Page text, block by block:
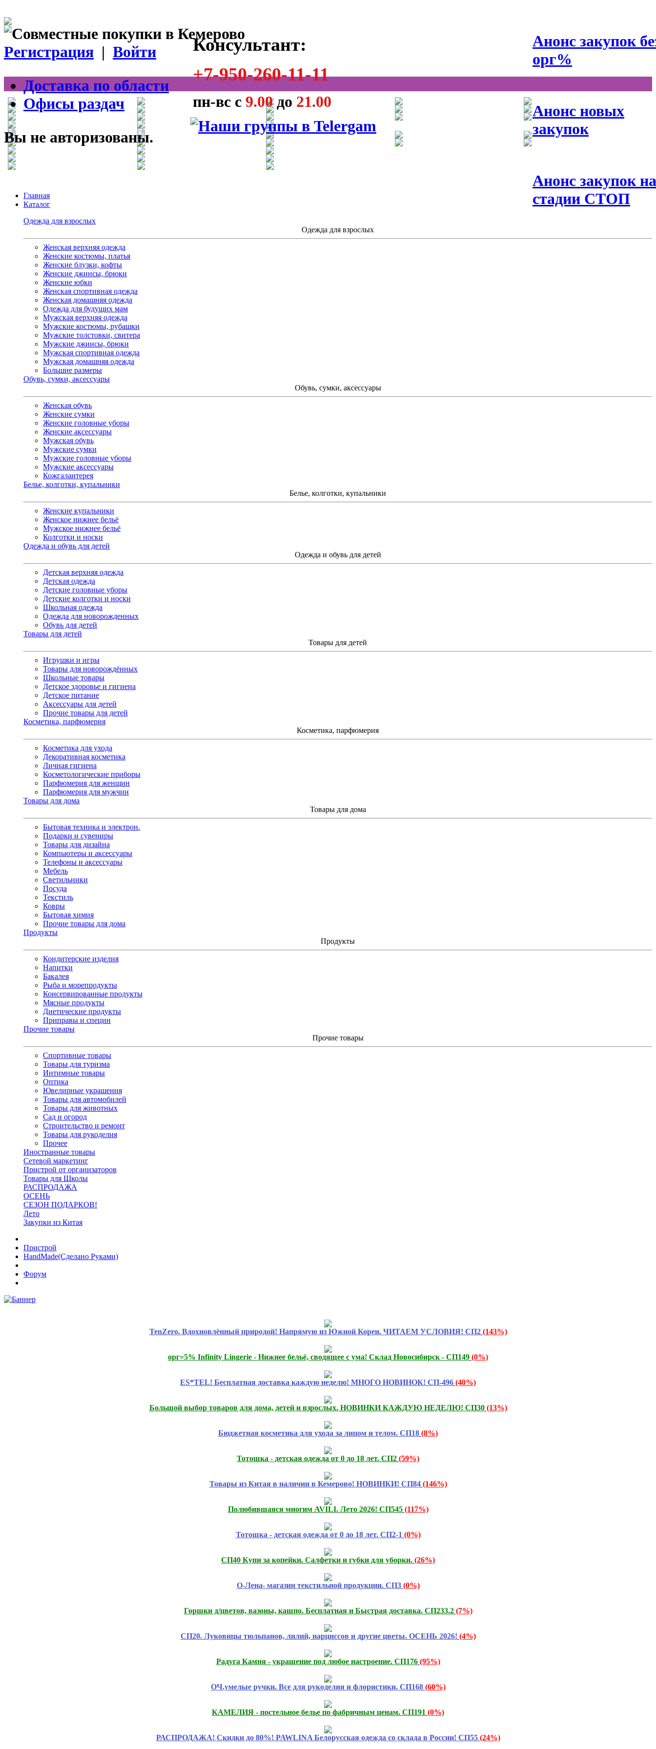
Анонс закупок
орг%
Анонс новых
закупок
Анонс закупок на
стадии СТОП
Консультант:
+7-950-260-11-11
пн-вс с 9.00до 21.00
Регистрация | Войти
Доставка по области
Офисы раздач
Вы не авторизованы.
Главная
Каталог
Одежда для взрослых
Одежда для взрослых
Женская верхняя одежда
Женские костюмы, платья
Женские блузки, кофты
Женские джинсы, брюки
Женские юбки
Женская спортивная одежда
Женская домашняя одежда
Одежда для будущих мам
Мужская верхняя одежда
Мужские костюмы, рубашки
Мужские толстовки, свитера
Мужские джинсы, брюки
Мужская спортивная одежда
Мужская домашняя одежда
Большие размеры
Обувь, сумки, аксессуары
Обувь, сумки, аксессуары
Женская обувь
Женские сумки
Женские головные уборы
Женские аксессуары
Мужская обувь
Мужские сумки
Мужские головные уборы
Мужские аксессуары
Кожгалантерея
Белье, колготки, купальники
Белье, колготки, купальники
Женские купальники
Женское нижнее бельё
Мужское нижнее бельё
Колготки и носки
Одежда и обувь для детей
Одежда и обувь для детей
Детская верхняя одежда
Детская одежда
Детские головные уборы
Детские колготки и носки
Школьная одежда
Одежда для новорожденных
Обувь для детей
Товары для детей
Товары для детей
Игрушки и игры
Товары для новорождённых
Школьные товары
Детское здоровье и гигиена
Детское питание
Аксессуары для детей
Прочие товары для детей
Косметика, парфюмерия
Косметика, парфюмерия
Косметика для ухода
Декоративная косметика
Личная гигиена
Косметологические приборы
Парфюмерия для женщин
Парфюмерия для мужчин
Товары для дома
Товары для дома
Бытовая техника и электрон.
Подарки и сувениры
Товары для дизайна
Компьютеры и аксессуары
Телефоны и аксессуары
Мебель
Светильники
Посуда
Текстиль
Ковры
Бытовая химия
Прочие товары для дома
Продукты
Продукты
Кондитерские изделия
Напитки
Бакалея
Рыба и морепродукты
Консервированные продукты
Мясные продукты
Диетические продукты
Приправы и специи
Прочие товары
Прочие товары
Спортивные товары
Товары для туризма
Интимные товары
Оптика
Ювелирные украшения
Товары для автомобилей
Товары для животных
Сад и огород
Строительство и ремонт
Товары для рукоделия
Прочее
Иностранные товары
Сетевой маркетинг
Пристрой от организаторов
Товары для Школы
РАСПРОДАЖА
ОСЕНЬ
СЕЗОН ПОДАРКОВ!
Лето
Закупки из Китая
Пристрой
HandMade(Сделано Руками)
Форум
TenZero. Вдохновлённый природой! Напрямую из Южной Кореи. ЧИТАЕМ УСЛОВИЯ! СП2 (143%)
орг=5% Infinity Lingerie - Нижнее бельё, сводящее с ума! Склад Новосибирск - СП149 (0%)
ES*TEL! Бесплатная доставка каждую неделю! МНОГО НОВИНОК! СП-496 (40%)
Большой выбор товаров для дома, детей и взрослых. НОВИНКИ КАЖДУЮ НЕДЕЛЮ! СП30 (13%)
Бюджетная косметика для ухода за лицом и телом. СП18 (8%)
Тотошка - детская одежда от 0 до 18 лет. СП2 (59%)
Товары из Китая в наличии в Кемерово! НОВИНКИ! СП84 (146%)
Полюбившаяся многим AVILI. Лето 2026! СП545 (117%)
Тотошка - детская одежда от 0 до 18 лет. СП2-1 (0%)
СП40 Купи за копейки. Салфетки и губки для уборки. (26%)
О-Лена- магазин текстильной продукции. СП3 (0%)
Горшки д/цветов, вазоны, кашпо. Бесплатная и Быстрая доставка. СП233.2 (7%)
СП20. Луковицы тюльпанов, лилий, нарциссов и другие цветы. ОСЕНЬ 2026! (4%)
Радуга Камня - украшение под любое настроение. СП176 (95%)
ОЧ.умелые ручки. Все для рукоделия и флористики. СП168 (60%)
КАМЕЛИЯ - постельное белье по фабричным ценам. СП191 (0%)
РАСПРОДАЖА! Скидки до 80%! PAWLINA Белорусская одежда со склада в России! СП55 (24%)